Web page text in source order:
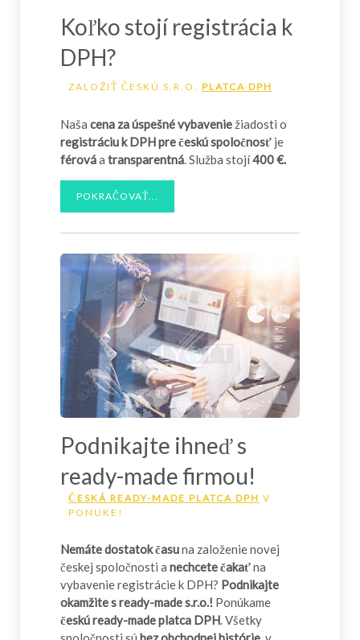
Koľko stojí registrácia k
DPH?
ZALOŽIŤ ČESKÚ S.R.O. PLATCA DPH
Naša cena za úspešné vybaveniežiadosti o
registráciu k DPH pre českú spoločnosť je
férováa transparentná. Služba stojí400 €.
POKRAČOVAŤ...
Podnikajte ihneď s
ready-made firmou!
ČESKÁ READY-MADE PLATCA DPH V
PONUKE!
Nemáte dostatok časuna založenie novej
českej spoločnosti a nechcete čakaťna
vybavenie registrácie k DPH? Podnikajte
okamžite s ready-made s.r.o.! Ponúkame
českú ready-made platca DPH. Všetky